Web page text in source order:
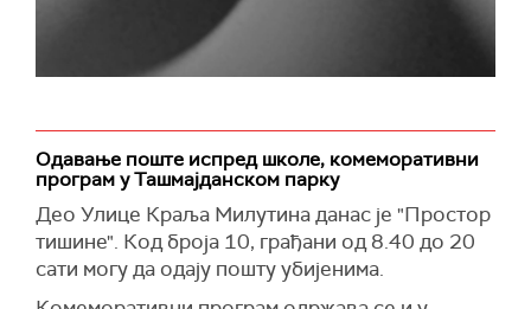
Одавање поште испред школе, комеморативни
програм у Ташмајданском парку
Део Улице Краља Милутина данас је "Простор
тишине". Код броја 10, грађани од 8.40 до 20
сати могу да одају пошту убијенима.